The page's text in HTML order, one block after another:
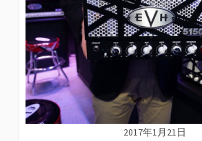
2017年1月21日